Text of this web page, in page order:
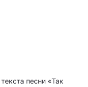
текста песни «Так